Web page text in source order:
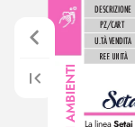
La linea Setai
DESCRIZIONE
PZ/CART
U.TÀ VENDITA
REF. UNITÀ